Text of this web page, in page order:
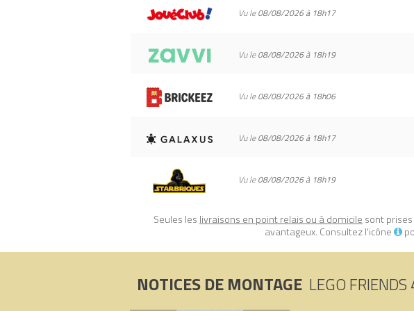
Tous les prix duLEGO Friends 41754 La chambre de Léo (Leo's
Vu le08/08/2026 à 18h17
Vu le08/08/2026 à 18h19
Vu le08/08/2026 à 18h06
Vu le08/08/2026 à 18h17
Vu le08/08/2026 à 18h19
Seules les livraisons en point relais ou à domicile sont
avantageux. Consultez l'icône
NOTICES DE MONTAGE LEGO